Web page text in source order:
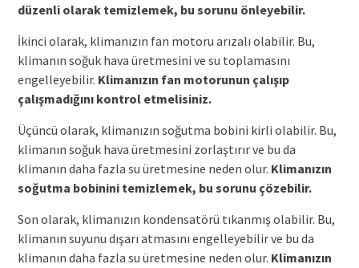
düzenli olarak temizlemek, bu sorunu önleyebilir.
İkinci olarak, klimanızın fan motoru arızalı olabilir. Bu,
klimanın soğuk hava üretmesini ve su toplamasını
engelleyebilir. Klimanızın fan motorunun çalışıp
çalışmadığını kontrol etmelisiniz.
Üçüncü olarak, klimanızın soğutma bobini kirli olabilir. Bu,
klimanın soğuk hava üretmesini zorlaştırır ve bu da
klimanın daha fazla su üretmesine neden olur. Klimanızın
soğutma bobinini temizlemek, bu sorunu çözebilir.
Son olarak, klimanızın kondensatörü tıkanmış olabilir. Bu,
klimanın suyunu dışarı atmasını engelleyebilir ve bu da
klimanın daha fazla su üretmesine neden olur. Klimanızın